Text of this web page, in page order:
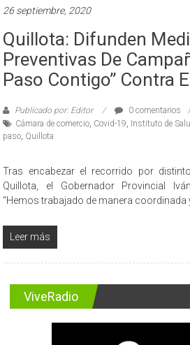
26 septiembre, 2020
Quillota: Difunden
Preventivas De
Paso Contigo” Contra
Publicado por: Editor
0 comentarios
Cámara de comercio Covid-19 Instituto de
paso Quillota
Tras encabezar el recorrido por
Quillota, el Gobernador Provincial
“Hemos trabajado de manera coordinada
Leer más
ViveRadio